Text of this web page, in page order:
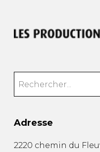
Adresse
2220 chemin du